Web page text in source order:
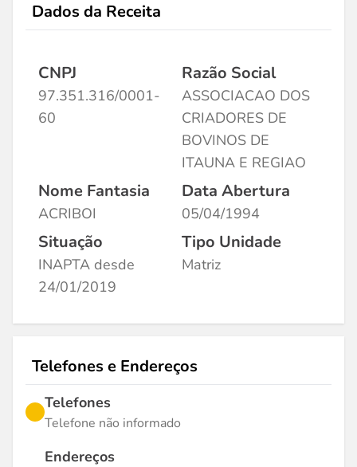
Dados da Receita
CNPJ
97.351.316/0001-
60
Razão Social
ASSOCIACAO DOS
CRIADORES DE
BOVINOS DE
ITAUNA E REGIAO
Nome Fantasia
ACRIBOI
Data Abertura
05/04/1994
Situação
INAPTA desde
24/01/2019
Tipo Unidade
Matriz
Telefones e Endereços
Telefones
Telefone não informado
Endereços